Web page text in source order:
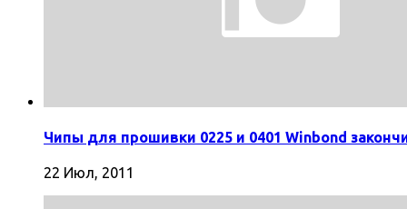
Чипы для прошивки 0225 и 0401 Winbond
22 Июл, 2011